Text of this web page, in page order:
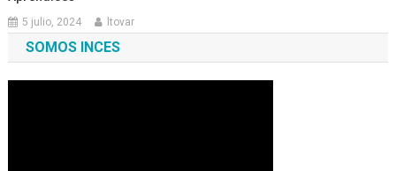
5 julio, 2024 ltovar
SOMOS INCES